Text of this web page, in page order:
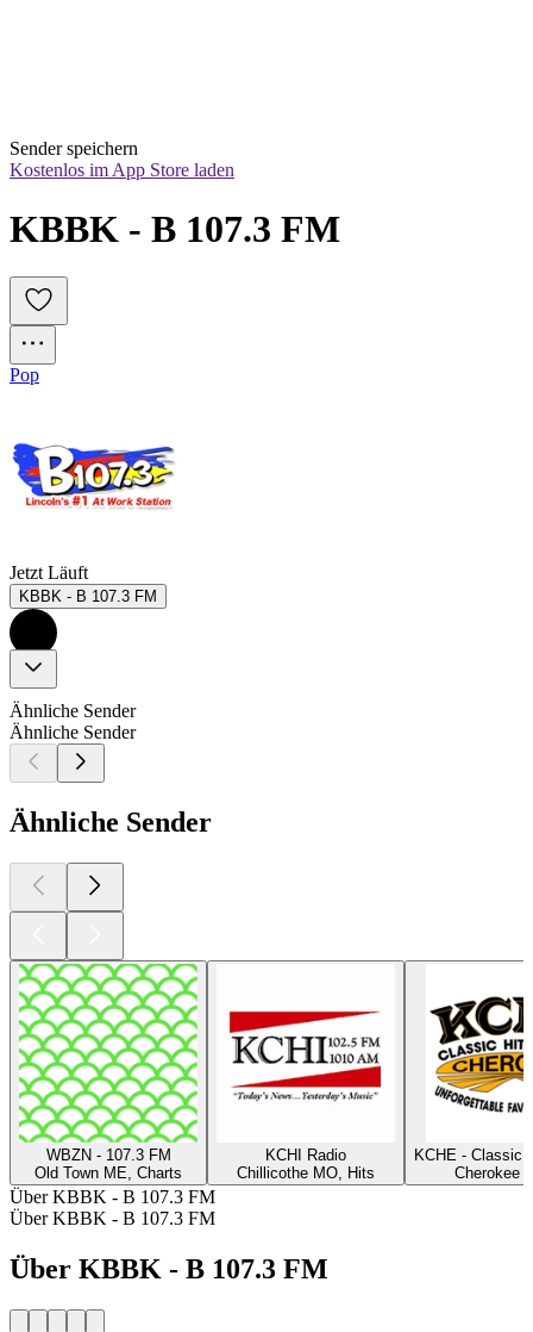
Sender speichern
Kostenlos im App Store laden
KBBK - B 107.3 FM
Pop
Jetzt Läuft
KBBK - B 107.3 FM
Ähnliche Sender
Ähnliche Sender
Ähnliche Sender
WBZN - 107.3 FM
Old Town ME, Charts
KCHI Radio
Chillicothe MO, Hits
KCHE - Classic
Cherokee
Über KBBK - B 107.3 FM
Über KBBK - B 107.3 FM
Über KBBK - B 107.3 FM